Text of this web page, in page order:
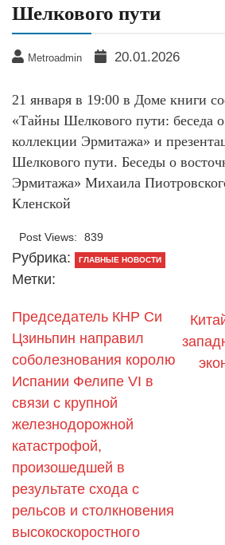
Шелкового пути
Metroadmin 20.01.2026
21 января в 19:00 в Доме книги
«Тайны Шелкового пути: беседа
коллекции Эрмитажа» и
Шелкового пути. Беседы о
Эрмитажа» Михаила
Кленской
Post Views: 839
Рубрика: ГЛАВНЫЕ НОВОСТИ
Метки:
Председатель КНР Си
Цзиньпин направил
соболезнования королю
Испании Фелипе VI в
связи с крупной
железнодорожной
катастрофой,
произошедшей в
результате схода с
рельсов и столкновения
высокоскоростного